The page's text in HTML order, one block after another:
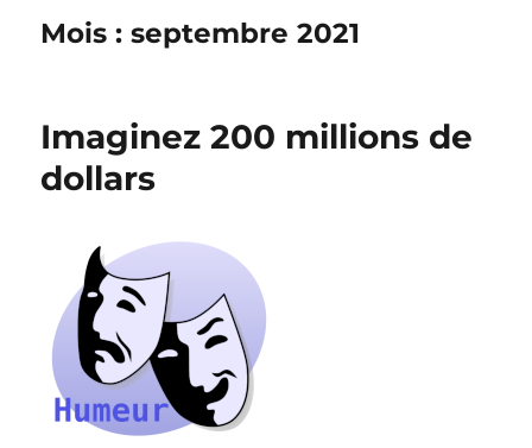
Mois :septembre 2021
Imaginez 200 millions de
dollars